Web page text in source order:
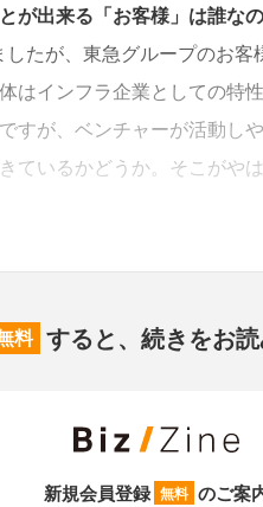
が出来る「お客様」は誰な
したが、東急グループのお客
はインフラ企業としての特
すが、ベンチャーが活動し
ているかどうか。そこがや
料 すると、続きをお
新規会員登録 無料 のご案